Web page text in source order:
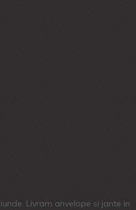
Livram anvelope si jante in